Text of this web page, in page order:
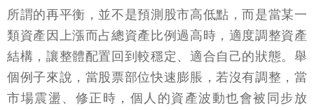
所謂的再平衡，並不是預測股市高低點，而是當某一
類資產因上漲而占總資產比例過高時，適度調整資產
結構，讓整體配置回到較穩定、適合自己的狀態。舉
個例子來說，當股票部位快速膨脹，若沒有調整，當
市場震盪、修正時，個人的資產波動也會被同步放